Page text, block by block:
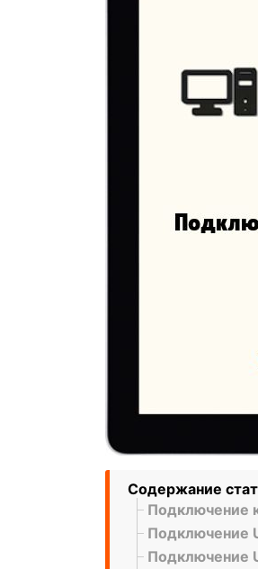
Содержание
Подключение
Подключение
Подключение